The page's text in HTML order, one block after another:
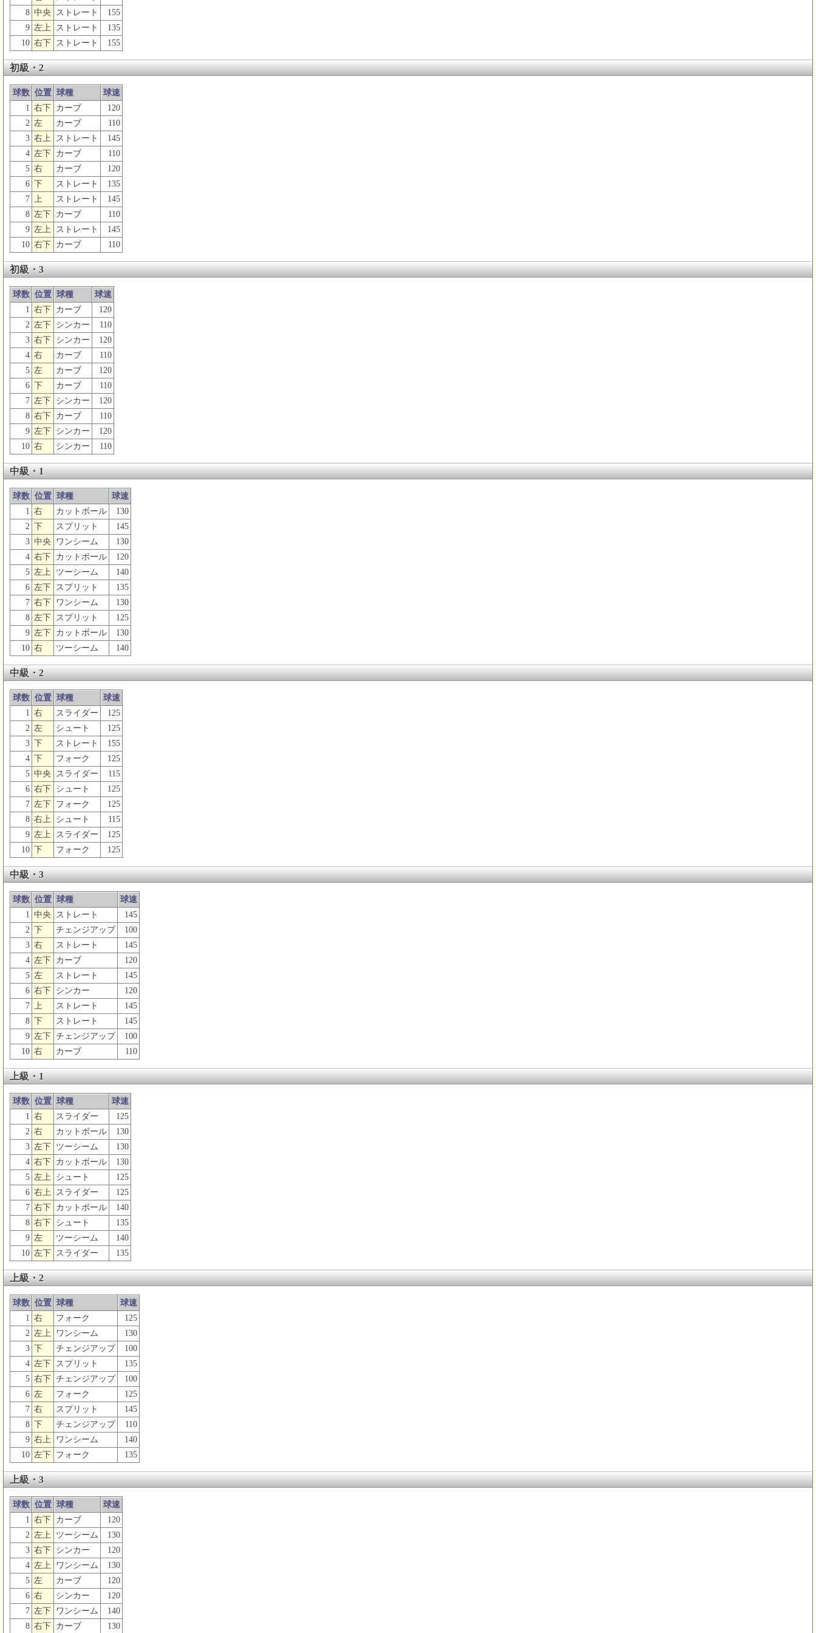
8 中央 ストレート
155
9 左上 ストレート
135
10 右下 ストレート 155
初級・2
球数 位置 球種
球速
1 右下 カーブ
120
2 左 カーブ
110
3 右上 ストレート
145
4 左下 カーブ
110
5 右 カーブ
120
6 下 ストレート
135
7 上 ストレート
145
8 左下 カーブ
110
9 左上 ストレート
145
10 右下 カーブ 110
初級・3
球数 位置 球種
球速
1 右下 カーブ
120
2 左下 シンカー
110
3 右下 シンカー
120
4 右 カーブ
110
5 左 カーブ
120
6 下 カーブ
110
7 左下 シンカー
120
8 右下 カーブ
110
9 左下 シンカー
120
10 右 シンカー 110
中級・1
球数 位置 球種
球速
1 右 カットボール
130
2 下 スプリット
145
3 中央 ワンシーム
130
4 右下 カットボール
120
5 左上 ツーシーム
140
6 左下 スプリット
135
7 右下 ワンシーム
130
8 左下 スプリット
125
9 左下 カットボール
130
10 右 ツーシーム 140
中級・2
球数 位置 球種
球速
1 右 スライダー
125
2 左 シュート
125
3 下 ストレート
155
4 下 フォーク
125
5 中央 スライダー
115
6 右下 シュート
125
7 左下 フォーク
125
8 右上 シュート
115
9 左上 スライダー
125
10 下 フォーク 125
中級・3
球数 位置 球種
球速
1 中央 ストレート
145
2 下 チェンジアップ
100
3 右 ストレート
145
4 左下 カーブ
120
5 左 ストレート
145
6 右下 シンカー
120
7 上 ストレート
145
8 下 ストレート
145
9 左下 チェンジアップ
100
10 右 カーブ 110
上級・1
球数 位置 球種
球速
1 右 スライダー
125
2 右 カットボール
130
3 左下 ツーシーム
130
4 右下 カットボール
130
5 左上 シュート
125
6 右上 スライダー
125
7 右下 カットボール
140
8 右下 シュート
135
9 左 ツーシーム
140
10 左下 スライダー 135
上級・2
球数 位置 球種
球速
1 右 フォーク
125
2 左上 ワンシーム
130
3 下 チェンジアップ
100
4 左下 スプリット
135
5 右下 チェンジアップ
100
6 左 フォーク
125
7 右 スプリット
145
8 下 チェンジアップ
110
9 右上 ワンシーム
140
10 左下 フォーク 135
上級・3
球数 位置 球種
球速
1 右下 カーブ
120
2 左上 ツーシーム
130
3 右下 シンカー
120
4 左上 ワンシーム
130
5 左 カーブ
120
6 右 シンカー
120
7 左下 ワンシーム
140
8 右下 カーブ 130